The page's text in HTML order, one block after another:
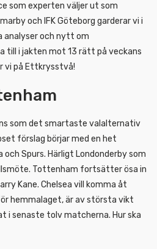
som experten väljer ut som
och IFK Göteborg garderar vi i
analyser och nytt om
till i jakten mot 13 rätt på veckans
vi på Ettkrysstvå!
som det smartaste valalternativ
förslag börjar med en het
Spurs. Härligt Londonderby som
Tottenham fortsätter ösa in
Kane. Chelsea vill komma åt
hemmalaget, är av största vikt
i senaste tolv matcherna. Hur ska